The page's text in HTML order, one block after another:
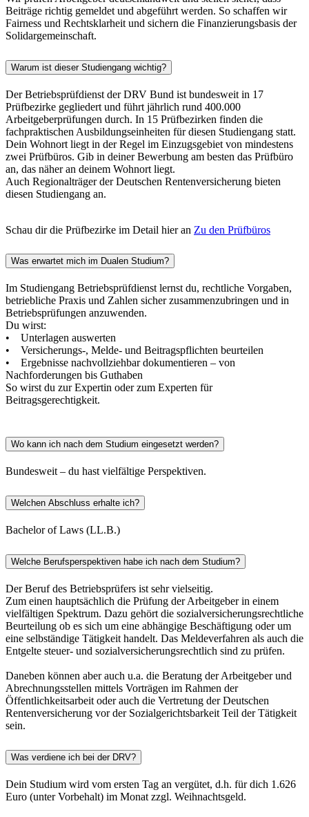
Beiträge richtig gemeldet und abgeführt werden. So schaffen wir
Fairness und Rechtsklarheit und sichern die Finanzierungsbasis der
Solidargemeinschaft.
Warum ist dieser Studiengang wichtig?
Der Betriebsprüfdienst der DRV Bund ist bundesweit in 17
Prüfbezirke gegliedert und führt jährlich rund 400.000
Arbeitgeberprüfungen durch. In 15 Prüfbezirken finden die
fachpraktischen Ausbildungseinheiten für diesen Studiengang statt.
Dein Wohnort liegt in der Regel im Einzugsgebiet von mindestens
zwei Prüfbüros. Gib in deiner Bewerbung am besten das Prüfbüro
an, das näher an deinem Wohnort liegt.
Auch Regionalträger der Deutschen Rentenversicherung bieten
diesen Studiengang an.
Schau dir die Prüfbezirke im Detail hier an Zu den Prüfbüros
Was erwartet mich im Dualen Studium?
Im Studiengang Betriebsprüfdienst lernst du, rechtliche Vorgaben,
betriebliche Praxis und Zahlen sicher zusammenzubringen und in
Betriebsprüfungen anzuwenden.
Du wirst:
• Unterlagen auswerten
• Versicherungs-, Melde- und Beitragspflichten beurteilen
• Ergebnisse nachvollziehbar dokumentieren – von
Nachforderungen bis Guthaben
So wirst du zur Expertin oder zum Experten für
Beitragsgerechtigkeit.
Wo kann ich nach dem Studium eingesetzt werden?
Bundesweit – du hast vielfältige Perspektiven.
Welchen Abschluss erhalte ich?
Bachelor of Laws (LL.B.)
Welche Berufsperspektiven habe ich nach dem Studium?
Der Beruf des Betriebsprüfers ist sehr vielseitig.
Zum einen hauptsächlich die Prüfung der Arbeitgeber in einem
vielfältigen Spektrum. Dazu gehört die sozialversicherungsrechtliche
Beurteilung ob es sich um eine abhängige Beschäftigung oder um
eine selbständige Tätigkeit handelt. Das Meldeverfahren als auch die
Entgelte steuer- und sozialversicherungsrechtlich sind zu prüfen.
Daneben können aber auch u.a. die Beratung der Arbeitgeber und
Abrechnungsstellen mittels Vorträgen im Rahmen der
Öffentlichkeitsarbeit oder auch die Vertretung der Deutschen
Rentenversicherung vor der Sozialgerichtsbarkeit Teil der Tätigkeit
sein.
Was verdiene ich bei der DRV?
Dein Studium wird vom ersten Tag an vergütet, d.h. für dich 1.626
Euro (unter Vorbehalt) im Monat zzgl. Weihnachtsgeld.